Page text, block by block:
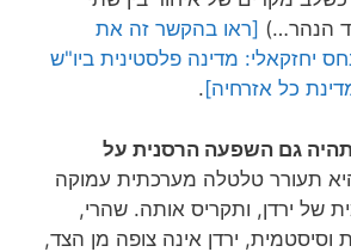
הנהר…) [ראו בהקשר זה את
יחזקאלי: מדינה פלסטינית ביו"ש
כל אזרחיה] .
תהיה גם השפעה הרסנית על
תעורר טלטלה מערכתית עמוקה
של ירדן, ותקריס אותה. שהרי,
וסיסטמית, ירדן אינה צופה מן הצד,